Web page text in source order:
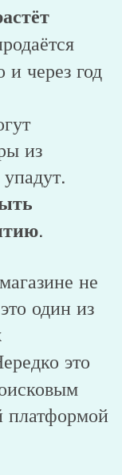
и через год
из
.
не
один из
это
платформой